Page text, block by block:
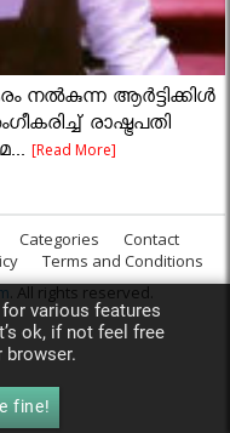
നല്‍കുന്ന ആര്‍ട്ടിക്കിള്‍
രാഷ്ട്രപതി
[Read More]
Categories
Contact
Terms and Conditions
. All rights reserved.
various features
ok, if not feel free
fine!